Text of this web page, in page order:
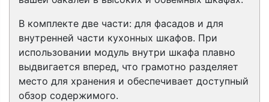
В комплекте две части: для фасадов и для
внутренней части кухонных шкафов. При
использовании модуль внутри шкафа плавно
выдвигается вперед, что грамотно разделяет
место для хранения и обеспечивает доступный
обзор содержимого.